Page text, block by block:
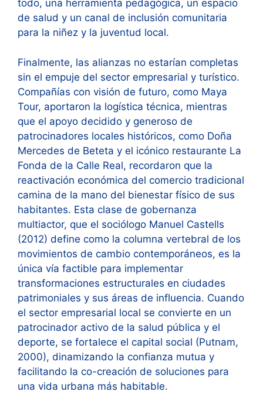
todo, una herramienta pedagógica, un espacio
de salud y un canal de inclusión comunitaria
para la niñez y la juventud local.
Finalmente, las alianzas no estarían completas
sin el empuje del sector empresarial y turístico.
Compañías con visión de futuro, como Maya
Tour, aportaron la logística técnica, mientras
que el apoyo decidido y generoso de
patrocinadores locales históricos, como Doña
Mercedes de Beteta y el icónico restaurante La
Fonda de la Calle Real, recordaron que la
reactivación económica del comercio tradicional
camina de la mano del bienestar físico de sus
habitantes. Esta clase de gobernanza
multiactor, que el sociólogo Manuel Castells
(2012) define como la columna vertebral de los
movimientos de cambio contemporáneos, es la
única vía factible para implementar
transformaciones estructurales en ciudades
patrimoniales y sus áreas de influencia. Cuando
el sector empresarial local se convierte en un
patrocinador activo de la salud pública y el
deporte, se fortalece el capital social (Putnam,
2000), dinamizando la confianza mutua y
facilitando la co-creación de soluciones para
una vida urbana más habitable.